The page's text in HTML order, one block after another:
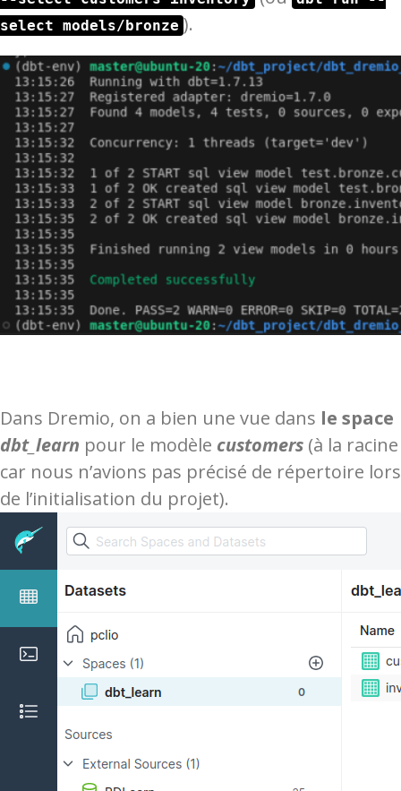
select models/bronze ).
Dans Dremio, on a bien une vue dans le space
dbt_learn pour le modèle customers (à la racine
car nous n’avions pas précisé de répertoire lors
de l’initialisation du projet).